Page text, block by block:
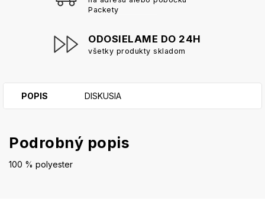
Packety
ODOSIELAME DO 24H
všetky produkty skladom
POPIS DISKUSIA
Podrobný popis
100 % polyester